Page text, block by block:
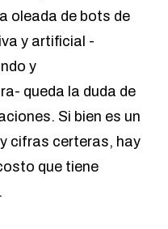
oleada de bots de
y artificial -
y
queda la duda de
Si bien es un
cifras certeras, hay
que tiene